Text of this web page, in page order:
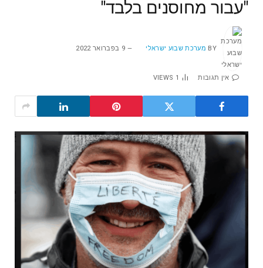
"עבור מחוסנים בלבד"
BY מערכת שבוע ישראלי 9 בפברואר 2022
אין תגובות 1
VIEWS